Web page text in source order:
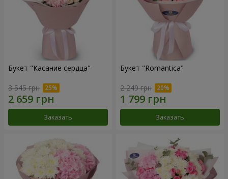
Букет "Касание сердца"
3 545 грн
Заказать
Букет "Romantica"
2 249 грн
Заказать